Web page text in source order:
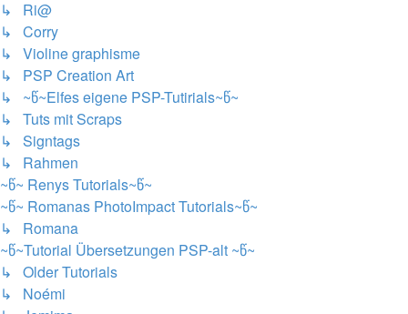
↳ Ri@
↳ Corry
↳ Violine graphisme
↳ PSP Creation Art
↳ ~წ~Elfes eigene PSP-Tutirials~წ~
↳ Tuts mit Scraps
↳ Signtags
↳ Rahmen
~წ~ Renys Tutorials~წ~
~წ~ Romanas PhotoImpact Tutorials~წ~
↳ Romana
~წ~Tutorial Übersetzungen PSP-alt ~წ~
↳ Older Tutorials
↳ Noémi